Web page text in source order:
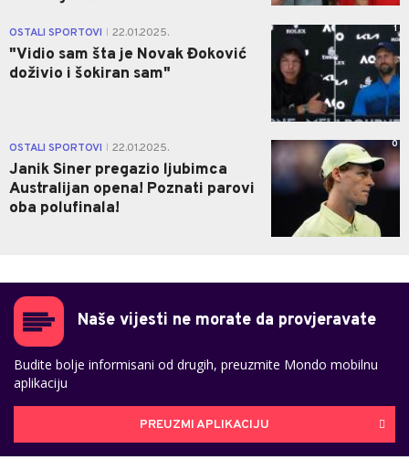
OSTALI SPORTOVI 22.01.2025.
"Vidio sam šta je Novak Đoković
doživio i šokiran sam"
1
OSTALI SPORTOVI 22.01.2025.
Janik Siner pregazio ljubimca
Australijan opena! Poznati parovi
oba polufinala!
0
Naše vijesti ne morate da provjeravate
Budite bolje informisani od drugih, preuzmite Mondo mobilnu
aplikaciju
PREUZMI APLIKACIJU